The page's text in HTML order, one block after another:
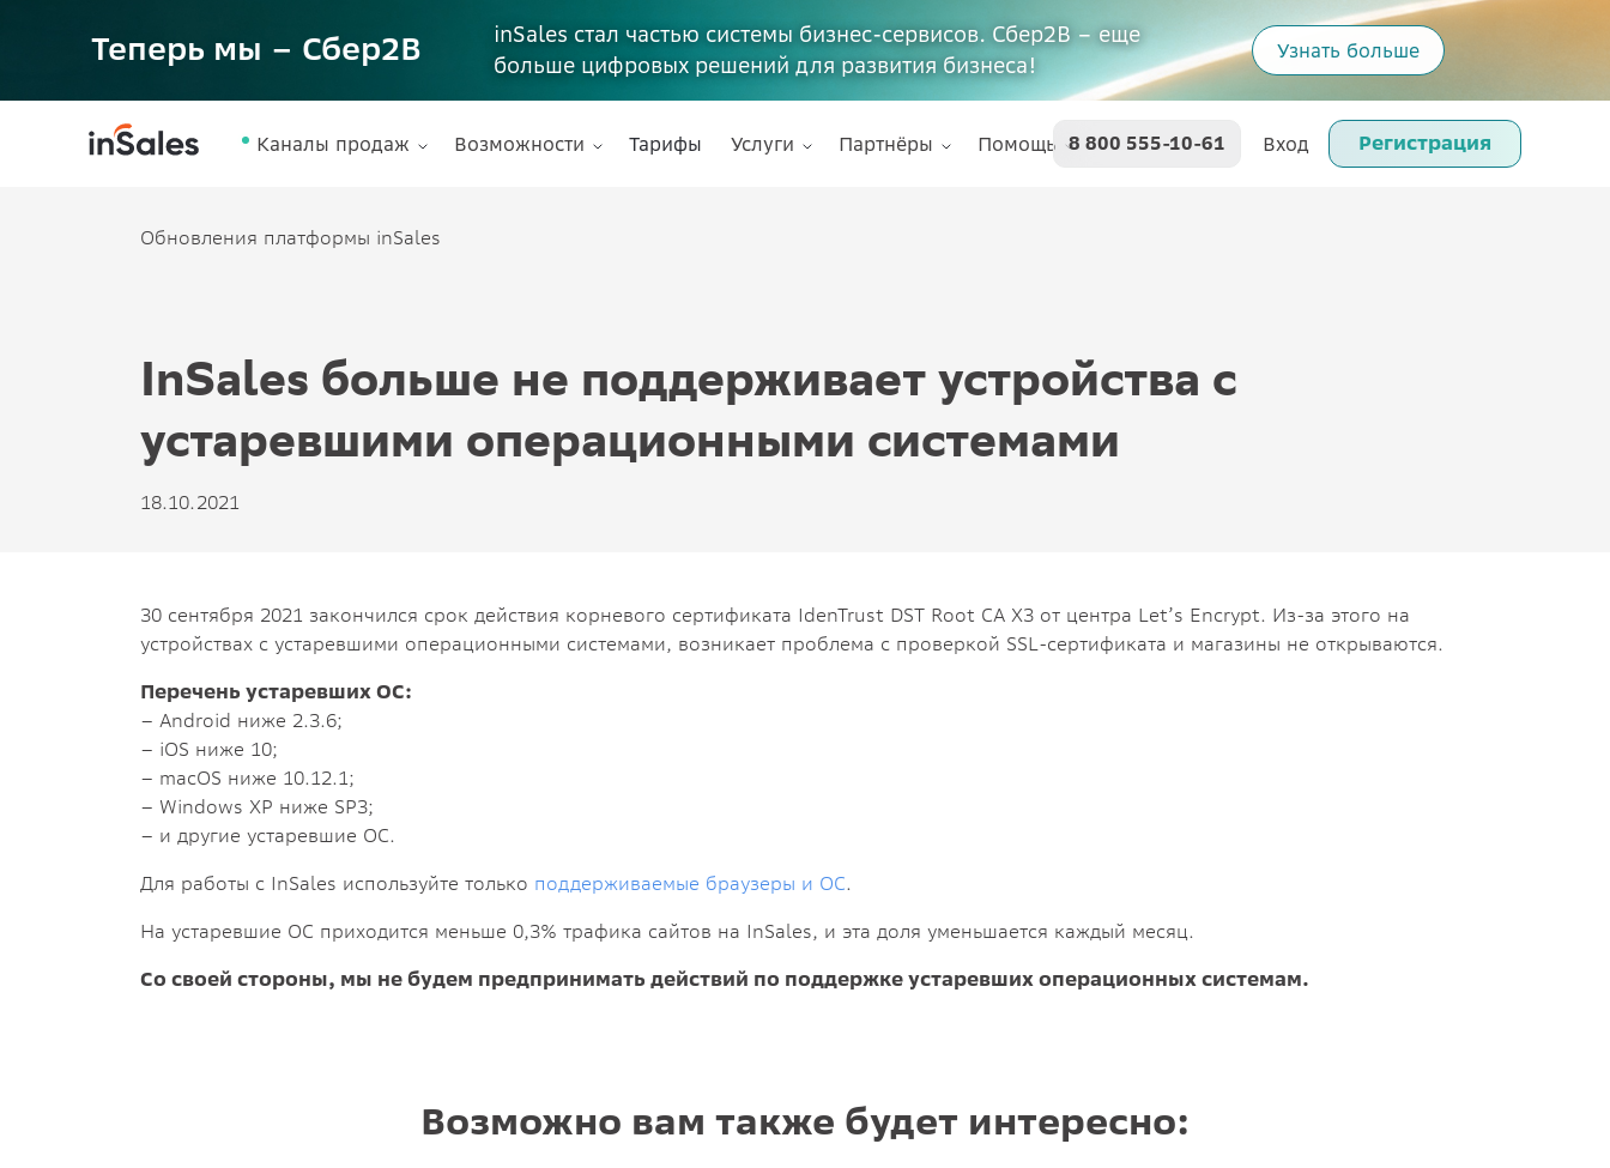
Теперь мы – Сбер2B
inSales стал частью системы бизнес-сервисов. Сбер2В – еще
больше цифровых решений для развития бизнеса!
Узнать больше
Каналы продаж Возможности Тарифы Услуги Партнёры Помощь 8 800 555-10-61 Вход Регистрация
Обновления платформы inSales
InSales больше не поддерживает устройства с
устаревшими операционными системами
18.10.2021
30 сентября 2021 закончился срок действия корневого сертификата IdenTrust DST Root CA X3 от центра Let’s Encrypt. Из-за этого на
устройствах с устаревшими операционными системами, возникает проблема с проверкой SSL-сертификата и магазины не открываются.
Перечень устаревших ОС:
– Android ниже 2.3.6;
– iOS ниже 10;
– macOS ниже 10.12.1;
– Windows XP ниже SP3;
– и другие устаревшие ОС.
Для работы с InSales используйте только поддерживаемые браузеры и ОС.
На устаревшие ОС приходится меньше 0,3% трафика сайтов на InSales, и эта доля уменьшается каждый месяц.
Со своей стороны, мы не будем предпринимать действий по поддержке устаревших операционных системам.
Возможно вам также будет интересно: